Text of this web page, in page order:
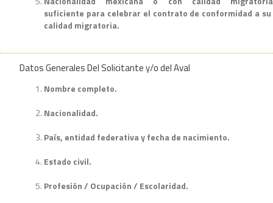
suficiente para celebrar el contrato de conformidad a su
calidad migratoria.
Datos Generales Del Solicitante y/o del Aval
Nombre completo.
Nacionalidad.
País, entidad federativa y fecha de nacimiento.
Estado civil.
Profesión / Ocupación / Escolaridad.